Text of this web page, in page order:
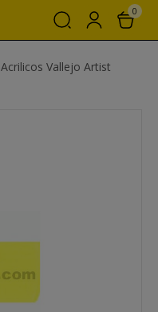
0
Acrilicos Vallejo Artist